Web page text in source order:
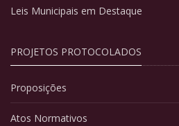
Leis Municipais em Destaque
PROJETOS PROTOCOLADOS
Proposições
Atos Normativos